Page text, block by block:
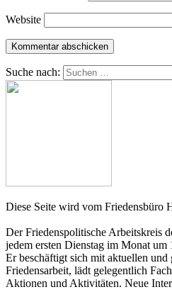
Website
Suche nach:
Diese Seite wird vom Friedensbüro
Der Friedenspolitische Arbeitskreis
jedem ersten Dienstag im Monat
Er beschäftigt sich mit aktuellen und
Friedensarbeit, lädt gelegentlich
Aktionen und Aktivitäten. Neue